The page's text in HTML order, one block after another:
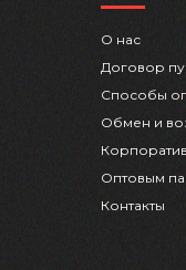
О нас
Договор
Способы
Обмен и
Оптовым
Контакты